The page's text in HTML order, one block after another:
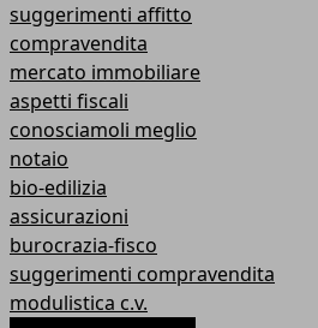
suggerimenti affitto
compravendita
mercato immobiliare
aspetti fiscali
conosciamoli meglio
notaio
bio-edilizia
assicurazioni
burocrazia-fisco
suggerimenti compravendita
modulistica c.v.